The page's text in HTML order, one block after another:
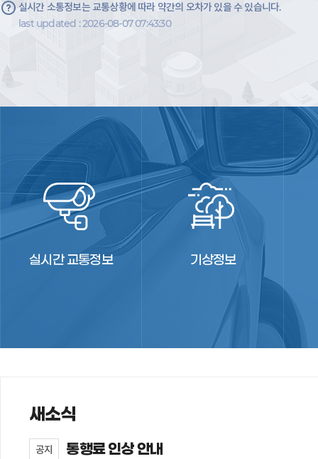
실시간 소통정보는 교통상황에 따라 약간의 오차가 있을 수 있습니다.
last updated : 2026-08-07 07:43:30
실시간 교통정보 기상정보
새소식
공지 통행료 인상 안내